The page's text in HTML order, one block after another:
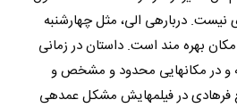
نیست. درباره­ی الی، مثل چهارشنبه
بهره مند است. داستان در زمانی
در مکانهایی محدود و مشخص و
فرهادی در فیلم­هایش مشکل عمده­ی